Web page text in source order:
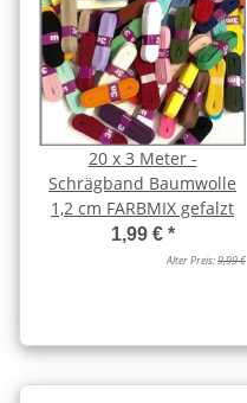
20 x 3 Meter -
Schrägband Baumwolle
1,2 cm FARBMIX gefalzt
1,99 € *
Alter Preis:9,99 €